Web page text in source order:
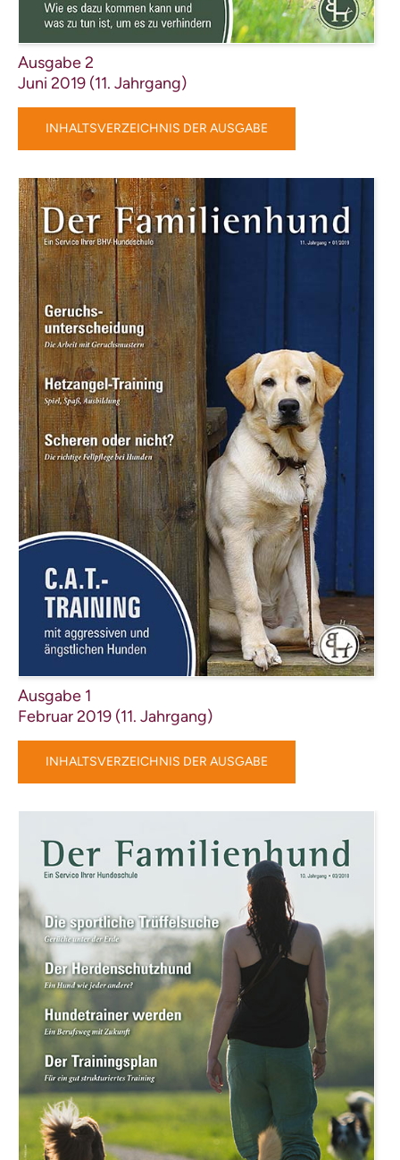
Ausgabe 2
Juni 2019 (11. Jahrgang)
INHALTSVERZEICHNIS DER AUSGABE
Ausgabe 1
Februar 2019 (11. Jahrgang)
INHALTSVERZEICHNIS DER AUSGABE